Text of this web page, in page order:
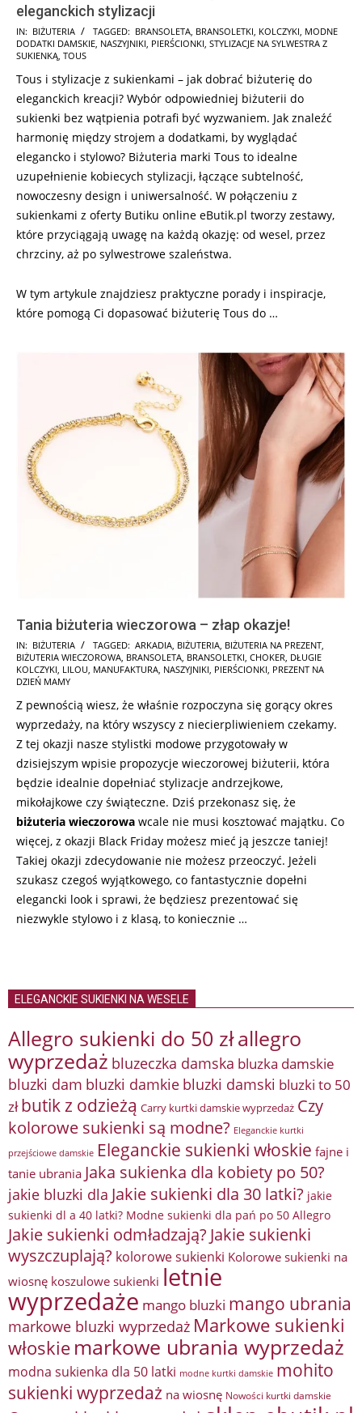
eleganckich stylizacji
2024-
11-
IN: BIŻUTERIA TAGGED: BRANSOLETA, BRANSOLETKI, KOLCZYKI, MODNE
DODATKI DAMSKIE, NASZYJNIKI, PIERŚCIONKI, STYLIZACJE NA SYLWESTRA Z
SUKIENKĄ, TOUS
Tous i stylizacje z sukienkami – jak dobrać biżuterię do
eleganckich kreacji? Wybór odpowiedniej biżuterii do
sukienki bez wątpienia potrafi być wyzwaniem. Jak znaleźć
harmonię między strojem a dodatkami, by wyglądać
elegancko i stylowo? Biżuteria marki Tous to idealne
uzupełnienie kobiecych stylizacji, łączące subtelność,
nowoczesny design i uniwersalność. W połączeniu z
sukienkami z oferty Butiku online eButik.pl tworzy zestawy,
które przyciągają uwagę na każdą okazję: od wesel, przez
chrzciny, aż po sylwestrowe szaleństwa.
W tym artykule znajdziesz praktyczne porady i inspiracje,
które pomogą Ci dopasować biżuterię Tous do …
Tania biżuteria wieczorowa – złap okazje!
2024-
11-
13
IN: BIŻUTERIA TAGGED: ARKADIA, BIŻUTERIA, BIŻUTERIA NA PREZENT,
BIŻUTERIA WIECZOROWA, BRANSOLETA, BRANSOLETKI, CHOKER, DŁUGIE
KOLCZYKI, LILOU, MANUFAKTURA, NASZYJNIKI, PIERŚCIONKI, PREZENT NA
DZIEŃ MAMY
Z pewnością wiesz, że właśnie rozpoczyna się gorący okres
wyprzedaży, na który wszyscy z niecierpliwieniem czekamy.
Z tej okazji nasze stylistki modowe przygotowały w
dzisiejszym wpisie propozycje wieczorowej biżuterii, która
będzie idealnie dopełniać stylizacje andrzejkowe,
mikołajkowe czy świąteczne. Dziś przekonasz się, że
biżuteria wieczorowa wcale nie musi kosztować majątku. Co
więcej, z okazji Black Friday możesz mieć ją jeszcze taniej!
Takiej okazji zdecydowanie nie możesz przeoczyć. Jeżeli
szukasz czegoś wyjątkowego, co fantastycznie dopełni
elegancki look i sprawi, że będziesz prezentować się
niezwykle stylowo i z klasą, to koniecznie …
ELEGANCKIE SUKIENKI NA WESELE
Allegro sukienki do 50 złallegro
wyprzedaż bluzeczka damska bluzka damskie
bluzki dam bluzki damkie bluzki damski bluzki to 50
zł butik z odzieżą Carry kurtki damskie wyprzedaż Czy
kolorowe sukienki są modne? Eleganckie kurtki
przejściowe damskie Eleganckie sukienki włoskie fajne i
tanie ubrania Jaka sukienka dla kobiety po 50?
jakie bluzki dla Jakie sukienki dla 30 latki? jakie
sukienki dl a 40 latki? Modne sukienki dla pań po 50 Allegro
Jakie sukienki odmładzają? Jakie sukienki
wyszczuplają? kolorowe sukienki Kolorowe sukienki na
wiosnę koszulowe sukienki letnie
wyprzedaże mango bluzki mango ubrania
markowe bluzki wyprzedaż Markowe sukienki
włoskie markowe ubrania wyprzedaż
modna sukienka dla 50 latki modne kurtki damskie mohito
sukienki wyprzedaż na wiosnę Nowości kurtki damskie